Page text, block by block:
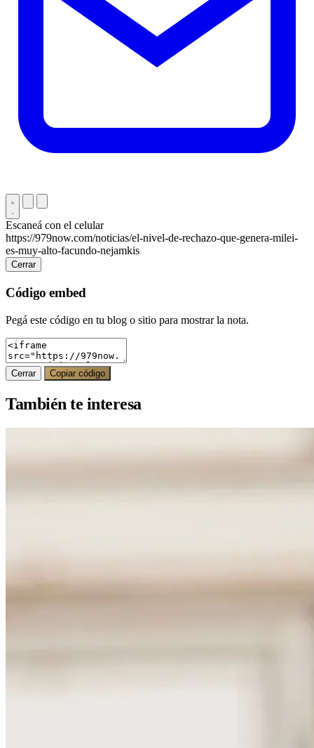
Escaneá con el celular
https://979now.com/noticias/el-nivel-de-rechazo-que-genera-milei-
es-muy-alto-facundo-nejamkis
Cerrar
Código embed
Pegá este código en tu blog o sitio para mostrar la nota.
Cerrar Copiar código
También te interesa